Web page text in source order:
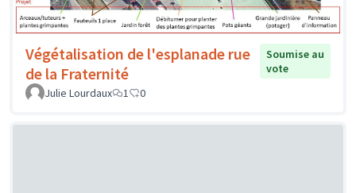
Végétalisation de l'esplanade rue
de la Fraternité
Soumise au
vote
Julie Lourdaux
1 0